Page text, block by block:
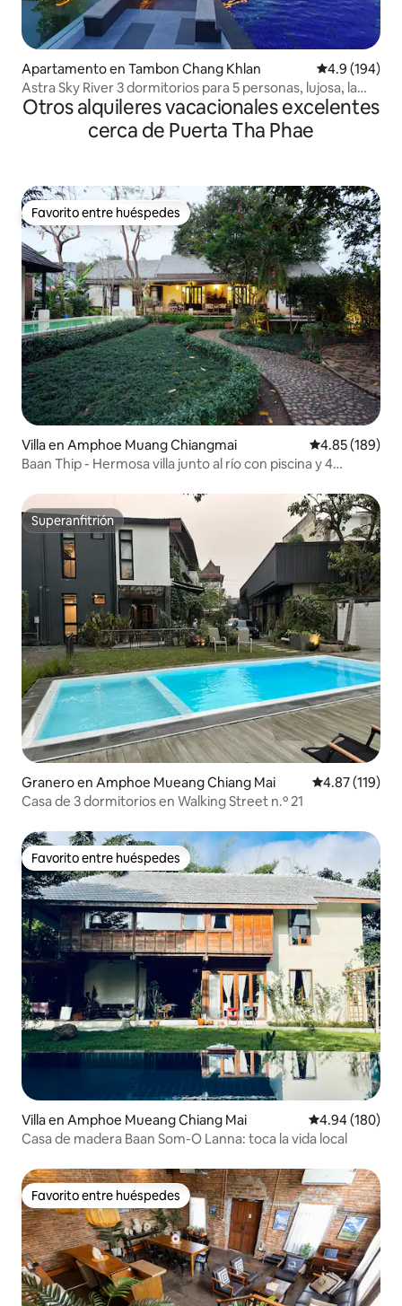
Apartamento en Tambon Chang Khlan Calificación
4.9 (194)
Astra Sky River 3 dormitorios para 5 personas, lujosa, la
piscina infinita más larga y hermosa de Tailandia + la mejor
vista de la montaña Doi Suthep + oficina compartida +
cerca de la ciudad antigua
Otros alquileres vacacionales excelentes
cerca de Puerta Tha Phae
Favorito entre huéspedes
Favorito entre huéspedes
Villa en Amphoe Muang Chiangmai Calificación
4.85 (189)
Baan Thip - Hermosa villa junto al río con piscina y 4
Superanfitrión
Superanfitrión
Granero en Amphoe Mueang Chiang Mai Calificación
4.87 (119)
Casa de 3 dormitorios en Walking Street n.º 21
Favorito entre huéspedes
Favorito entre huéspedes
Villa en Amphoe Mueang Chiang Mai Calificación
4.94 (180)
Casa de madera Baan Som-O Lanna: toca la vida local
Favorito entre huéspedes
Favorito entre huéspedes